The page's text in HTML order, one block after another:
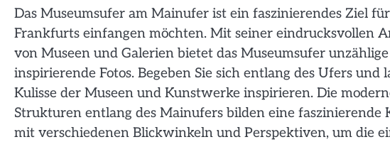
Das Museumsufer am Mainufer ist ein faszinierendes Ziel
Frankfurts einfangen möchten. Mit seiner eindrucksvollen
von Museen und Galerien bietet das Museumsufer
inspirierende Fotos. Begeben Sie sich entlang des Ufers und
Kulisse der Museen und Kunstwerke inspirieren. Die
Strukturen entlang des Mainufers bilden eine faszinierende
mit verschiedenen Blickwinkeln und Perspektiven, um die